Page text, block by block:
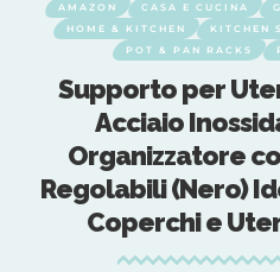
AMAZON CASA E CUCINA
HOME & KITCHEN
KITCHEN
POT & PAN RACKS
Supporto per
Acciaio
Organizzatore
Regolabili (Nero)
Coperchi e